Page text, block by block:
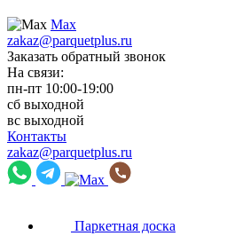
Max
zakaz@parquetplus.ru
Заказать обратный звонок
На связи:
пн-пт 10:00-19:00
сб выходной
вс выходной
Контакты
zakaz@parquetplus.ru
Паркетная доска